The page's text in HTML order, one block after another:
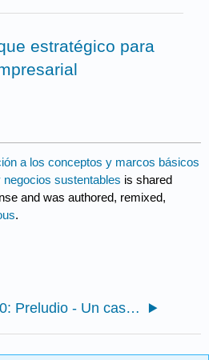
estratégico para
a los conceptos y marcos básicos
sustentables is shared
and was authored, remixed,
.
1.0: Preludio - Un caso de Google